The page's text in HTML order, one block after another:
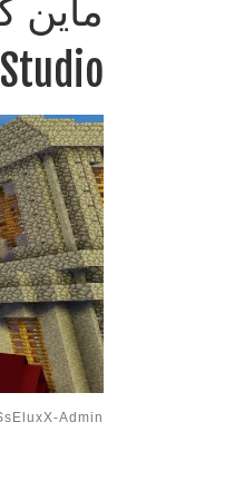
Admin